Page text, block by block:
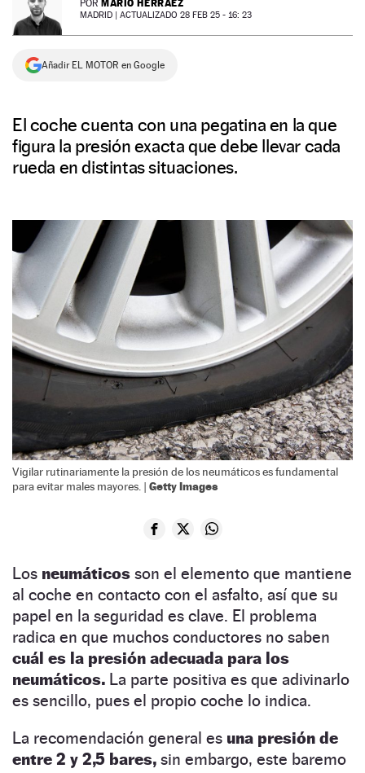
NEWSLETTER
SÍGUENOS
POR MARIO HERRÁEZ
MADRID | ACTUALIZADO 28 FEB 25 - 16: 23
Añadir EL MOTOR en Google
El coche cuenta con una pegatina en la que
figura la presión exacta que debe llevar cada
rueda en distintas situaciones.
Vigilar rutinariamente la presión de los neumáticos es fundamental
para evitar males mayores. | Getty Images
Los neumáticos son el elemento que mantiene
al coche en contacto con el asfalto, así que su
papel en la seguridad es clave. El problema
radica en que muchos conductores no saben
cuál es la presión adecuada para los
neumáticos. La parte positiva es que adivinarlo
es sencillo, pues el propio coche lo indica.
La recomendación general es una presión de
entre 2 y 2,5 bares, sin embargo, este baremo